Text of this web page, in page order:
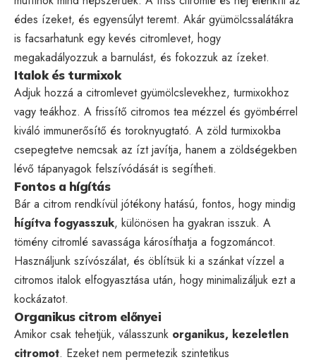
édes ízeket, és egyensúlyt teremt. Akár gyümölcssalátákra
is facsarhatunk egy kevés citromlevet, hogy
megakadályozzuk a barnulást, és fokozzuk az ízeket.
Italok és turmixok
Adjuk hozzá a citromlevet gyümölcslevekhez, turmixokhoz
vagy teákhoz. A frissítő citromos tea mézzel és gyömbérrel
kiváló immunerősítő és toroknyugtató. A zöld turmixokba
csepegtetve nemcsak az ízt javítja, hanem a zöldségekben
lévő tápanyagok felszívódását is segítheti.
Fontos a hígítás
Bár a citrom rendkívül jótékony hatású, fontos, hogy mindig
hígítva fogyasszuk, különösen ha gyakran isszuk. A
tömény citromlé savassága károsíthatja a fogzománcot.
Használjunk szívószálat, és öblítsük ki a szánkat vízzel a
citromos italok elfogyasztása után, hogy minimalizáljuk ezt a
kockázatot.
Organikus citrom előnyei
Amikor csak tehetjük, válasszunk organikus, kezeletlen
citromot. Ezeket nem permetezik szintetikus